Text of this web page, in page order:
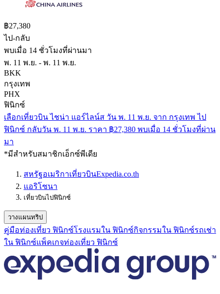
฿27,380
ไป-กลับ
พบเมื่อ 14 ชั่วโมงที่ผ่านมา
พ. 11 พ.ย. - พ. 11 พ.ย.
BKK
กรุงเทพ
PHX
ฟินิกซ์
เลือกเที่ยวบิน ไชน่า แอร์ไลน์ส วัน พ. 11 พ.ย. จาก กรุงเทพ ไป
ฟินิกซ์ กลับวัน พ. 11 พ.ย. ราคา ฿27,380 พบเมื่อ 14 ชั่วโมงที่ผ่าน
มา
*มีสำหรับสมาชิกเอ็กซ์พีเดีย
สหรัฐอเมริกาเที่ยวบินExpedia.co.th
แอริโซนา
เที่ยวบินไปฟินิกซ์
วางแผนทริป
คู่มือท่องเที่ยว ฟินิกซ์โรงแรมใน ฟินิกซ์กิจกรรมใน ฟินิกซ์รถเช่า
ใน ฟินิกซ์แพ็คเกจท่องเที่ยว ฟินิกซ์